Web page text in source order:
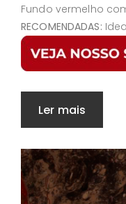
Fundo vermelho
RECOMENDADAS:
Ler mais